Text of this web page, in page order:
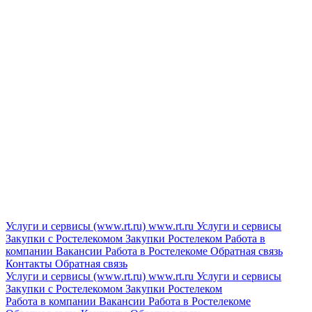
Услуги и сервисы (www.rt.ru) www.rt.ru Услуги и сервисы
Закупки с Ростелекомом Закупки Ростелеком Работа в
компании Вакансии Работа в Ростелекоме Обратная связь
Контакты Обратная связь
Услуги и сервисы (www.rt.ru) www.rt.ru Услуги и сервисы
Закупки с Ростелекомом Закупки Ростелеком
Работа в компании Вакансии Работа в Ростелекоме